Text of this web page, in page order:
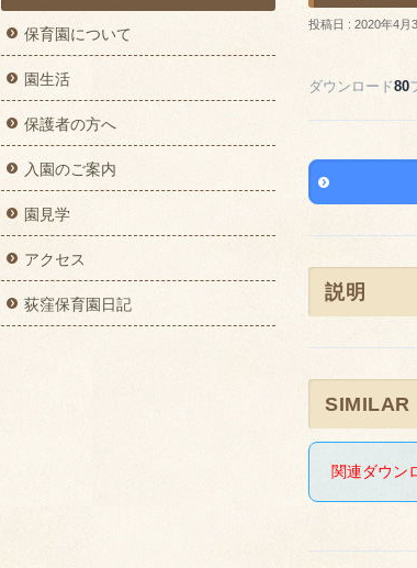
投稿日 : 2020年4月
ダウンロード80
説明
SIMILAR
関連ダウン
保育園について
園生活
保護者の方へ
入園のご案内
園見学
アクセス
荻窪保育園日記